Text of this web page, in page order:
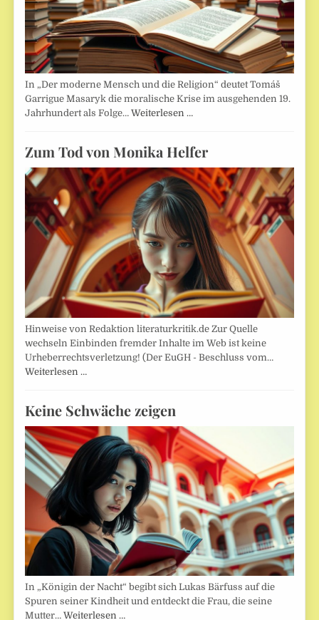
In „Der moderne Mensch und die Religion“ deutet Tomáš
Garrigue Masaryk die moralische Krise im ausgehenden 19.
Jahrhundert als Folge…Weiterlesen …
Zum Tod von Monika Helfer
Hinweise von Redaktion literaturkritik.de Zur Quelle
wechseln Einbinden fremder Inhalte im Web ist keine
Urheberrechtsverletzung! (Der EuGH - Beschluss vom…
Weiterlesen …
Keine Schwäche zeigen
In „Königin der Nacht“ begibt sich Lukas Bärfuss auf die
Spuren seiner Kindheit und entdeckt die Frau, die seine
Mutter…Weiterlesen …